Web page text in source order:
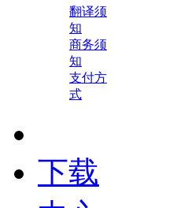
翻译须
知
商务须
知
支付方
式
下载